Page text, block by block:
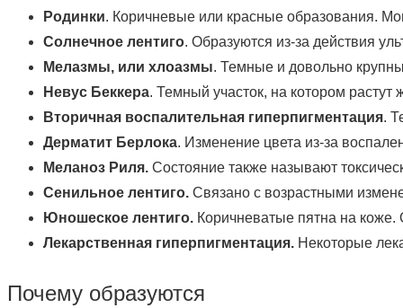
Родинки. Коричневые или красные образования.
Солнечное лентиго. Образуются из-за действия
Мелазмы, или хлоазмы. Темные и довольно
Невус Беккера. Темный участок, на котором
Вторичная воспалительная гиперпигментация.
Дерматит Берлока. Изменение цвета из-за
Меланоз Риля. Состояние также называют
Сенильное лентиго. Связано с возрастными
Юношеское лентиго. Коричневатые пятна на коже.
Лекарственная гиперпигментация. Некоторые
Почему образуются